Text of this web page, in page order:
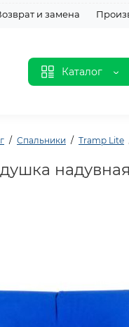
и замена
Каталог
Спальники Tramp Lite